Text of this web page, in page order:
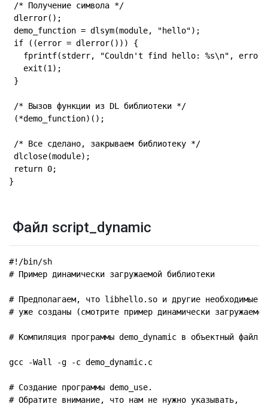
/* Получение символа */
dlerror();
demo_function = dlsym(module, "hello");
if ((error = dlerror())) {
fprintf(stderr, "Couldn't find hello: %s\n",
   exit(1);
}
/* Вызов функции из DL библиотеки */
(*demo_function)();
/* Все сделано, закрываем библиотеку */
dlclose(module);
return 0;
}
Файл script_dynamic
#!/bin/sh
# Пример динамически загружаемой библиотеки
# Предполагаем, что libhello.so и другие необходимые
# уже созданы (смотрите пример динамически
# Компиляция программы demo_dynamic в объектный файл.
gcc -Wall -g -c demo_dynamic.c
# Создание программы demo_use.
# Обратите внимание, что нам не нужно указывать,